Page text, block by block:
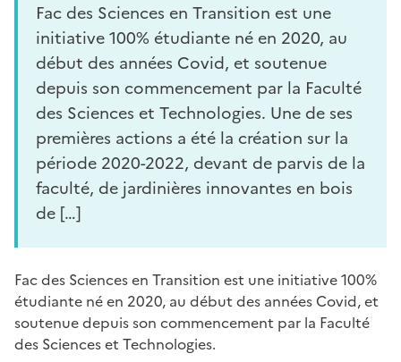
Fac des Sciences en Transition est une
initiative 100% étudiante né en 2020, au
début des années Covid, et soutenue
depuis son commencement par la Faculté
des Sciences et Technologies. Une de ses
premières actions a été la création sur la
période 2020-2022, devant de parvis de la
faculté, de jardinières innovantes en bois
de […]
Fac des Sciences en Transition est une initiative 100%
étudiante né en 2020, au début des années Covid, et
soutenue depuis son commencement par la Faculté
des Sciences et Technologies.